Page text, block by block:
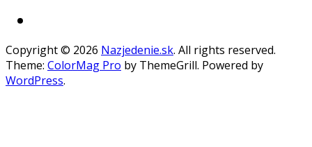
Copyright © 2026 Nazjedenie.sk. All rights reserved.
Theme: ColorMag Pro by ThemeGrill. Powered by
WordPress.